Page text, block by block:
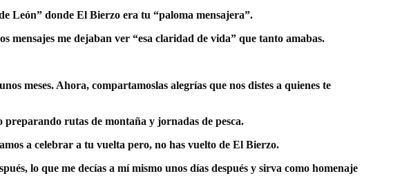
León” donde El Bierzo era tu “paloma mensajera”.
mensajes me dejaban ver “esa claridad de vida” que tanto amabas.
meses. Ahora, compartamoslas alegrías que nos distes a quienes te
preparando rutas de montaña y jornadas de pesca.
a celebrar a tu vuelta pero, no has vuelto de El Bierzo.
lo que me decías a mí mismo unos días después y sirva como homenaje